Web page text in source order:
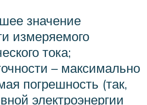
значение
измеряемого
тока;
– максимально
погрешность (так,
электроэнергии